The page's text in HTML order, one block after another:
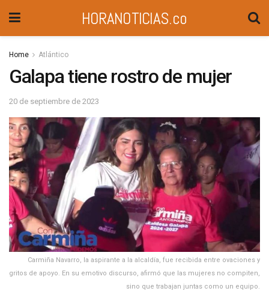
HORANOTICIAS.co
Home Atlántico
Galapa tiene rostro de mujer
20 de septiembre de 2023
Carmiña Navarro, la aspirante a la alcaldía, fue recibida entre ovaciones y
gritos de apoyo. En su emotivo discurso, afirmó que las mujeres no compiten,
sino que trabajan juntas como un equipo.